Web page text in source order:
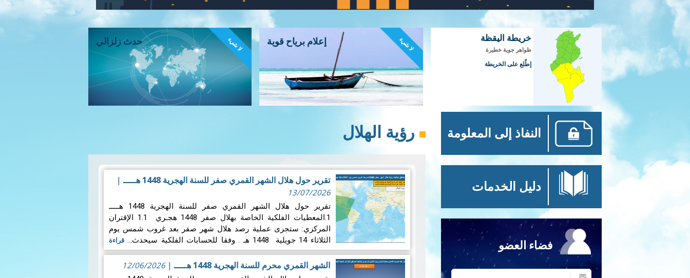
خريطة اليقظة
ظواهر جوية خطيرة
إطّلع على الخريطة
إعلام برياح قوية لا شيء حدث زلزالي لا شيء
رؤية الهلال
تقرير حول هلال الشهر القمري صفر للسنة الهجرية 1448 هـــــ |
13/07/2026
تقرير حول هلال الشهر القمري صفر للسنة الهجرية 1448 هـــــ
1.المعطيات الفلكية الخاصة بهلال صفر 1448 هجـري 1.1 الإقتران
المركزي: ستجرى عملية رصد هلال شهر صفر بعد غروب شمس يوم
الثلاثاء 14 جويلية 1448 هـ . وفقا للحسابات الفلكية سيحدث…
قراءة
المزيد
الشهر القمري محرم للسنة الهجرية 1448 هـــــ |
12/06/2026
النفاذ إلى المعلومة
دليل الخدمات
فضاء العضو